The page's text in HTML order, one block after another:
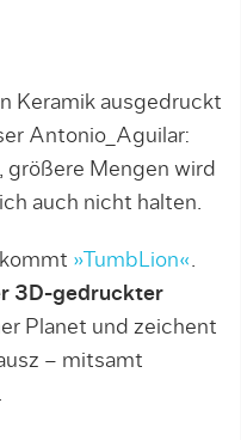
Keramik ausgedruckt
Antonio_Aguilar:
, größere Mengen wird
auch nicht halten.
»TumbLion«.
3D-gedruckter
Planet und zeichent
– mitsamt